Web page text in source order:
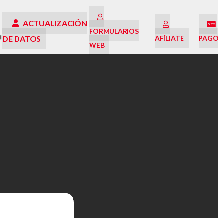
ACTUALIZACIÓN
DE DATOS
FORMULARIOS
WEB
AFÍLIATE